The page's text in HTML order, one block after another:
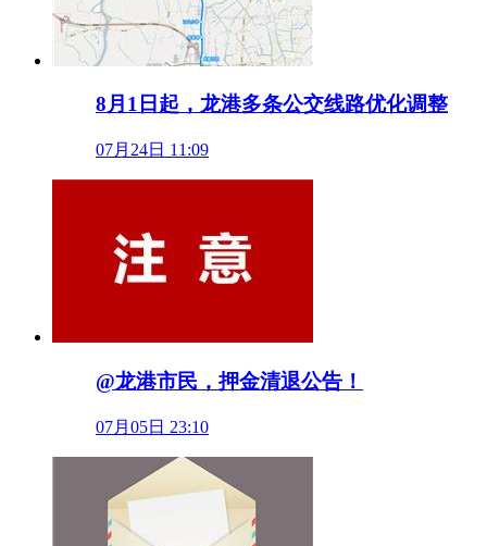
8月1日起，龙港多条公交线路优化调整
07月24日 11:09
@龙港市民，押金清退公告！
07月05日 23:10